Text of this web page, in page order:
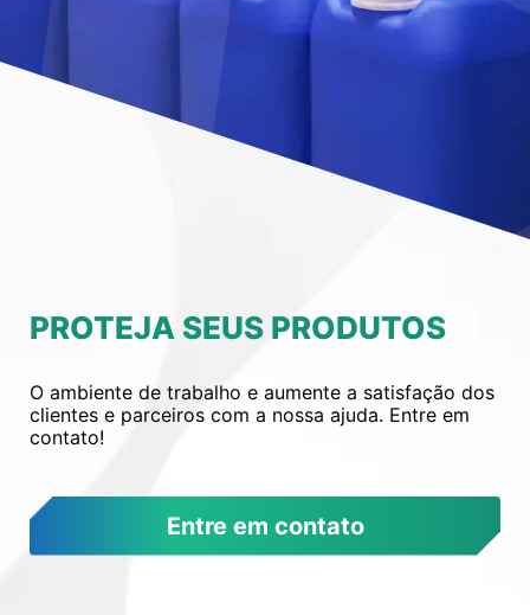
PROTEJA SEUS PRODUTOS
O ambiente de trabalho e aumente a satisfação dos
clientes e parceiros com a nossa ajuda. Entre em
contato!
Entre em contato